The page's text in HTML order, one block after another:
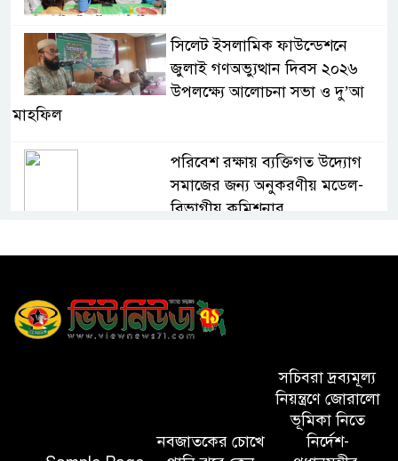
সিলেট ইসলামিক ফাউন্ডেশনে
জুলাই গণঅভ্যুত্থান দিবস ২০২৬
উপলক্ষ্যে আলোচনা সভা ও দু’আ
মাহফিল
পরিবেশ রক্ষায় ব্যক্তিগত উদ্যোগ
সমাজের জন্য অনুকরণীয় মডেল-
বিভাগীয় কমিশনার
সিলেট মেট্রোপলিটন পুলিশ
অর্পণ ও জুলাই গণঅভ্যুত্থানের
শহীদদের প্রতি গভীর শ্রদ্ধা নিবেদন করেন
১০ লাখ টাকার চেক ডিজঅনার
মামলায় এক বছরের সাজা
‘সমন্বিত উদ্যোগেই গড়ে উঠবে
নবজাতকের চোখে
সচিবরা দ্রব্যমূল্য
নিয়ন্ত্রণে জোরালো
ভূমিকা নিতে
নির্দেশ-